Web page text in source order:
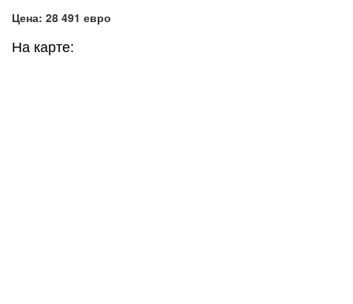
Цена: 28 491 евро
На карте: